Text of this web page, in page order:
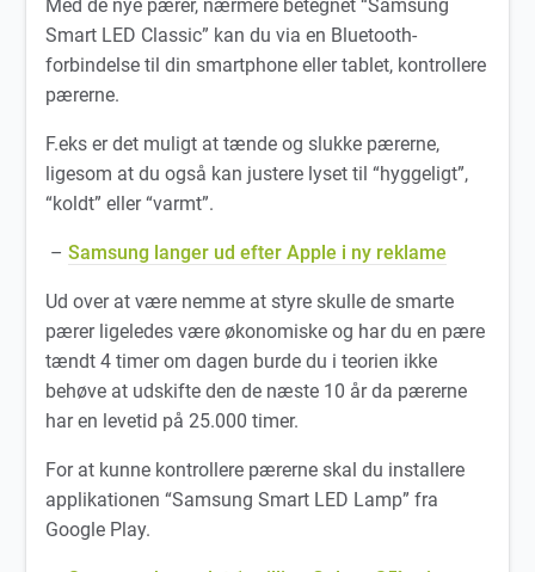
Med de nye pærer, nærmere betegnet “Samsung
Smart LED Classic” kan du via en Bluetooth-
forbindelse til din smartphone eller tablet, kontrollere
pærerne.
F.eks er det muligt at tænde og slukke pærerne,
ligesom at du også kan justere lyset til “hyggeligt”,
“koldt” eller “varmt”.
–Samsung langer ud efter Apple i ny reklame
Ud over at være nemme at styre skulle de smarte
pærer ligeledes være økonomiske og har du en pære
tændt 4 timer om dagen burde du i teorien ikke
behøve at udskifte den de næste 10 år da pærerne
har en levetid på 25.000 timer.
For at kunne kontrollere pærerne skal du installere
applikationen “Samsung Smart LED Lamp” fra
Google Play.